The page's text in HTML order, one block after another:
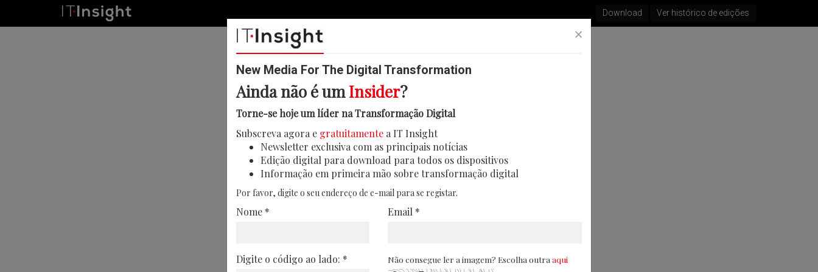
Download Ver histórico de edições
×
New Media For The Digital Transformation
Ainda não é umInsider?
Torne-se hoje um líder na Transformação Digital
Subscreva agora e gratuitamente a IT Insight
Newsletter exclusiva com as principais notícias
Edição digital para download para todos os dispositivos
Informação em primeira mão sobre transformação digital
Por favor, digite o seu endereço de e-mail para se registar.
Nome * Email *
Digite o código ao lado: * Não consegue ler a imagem? Escolha outraaqui